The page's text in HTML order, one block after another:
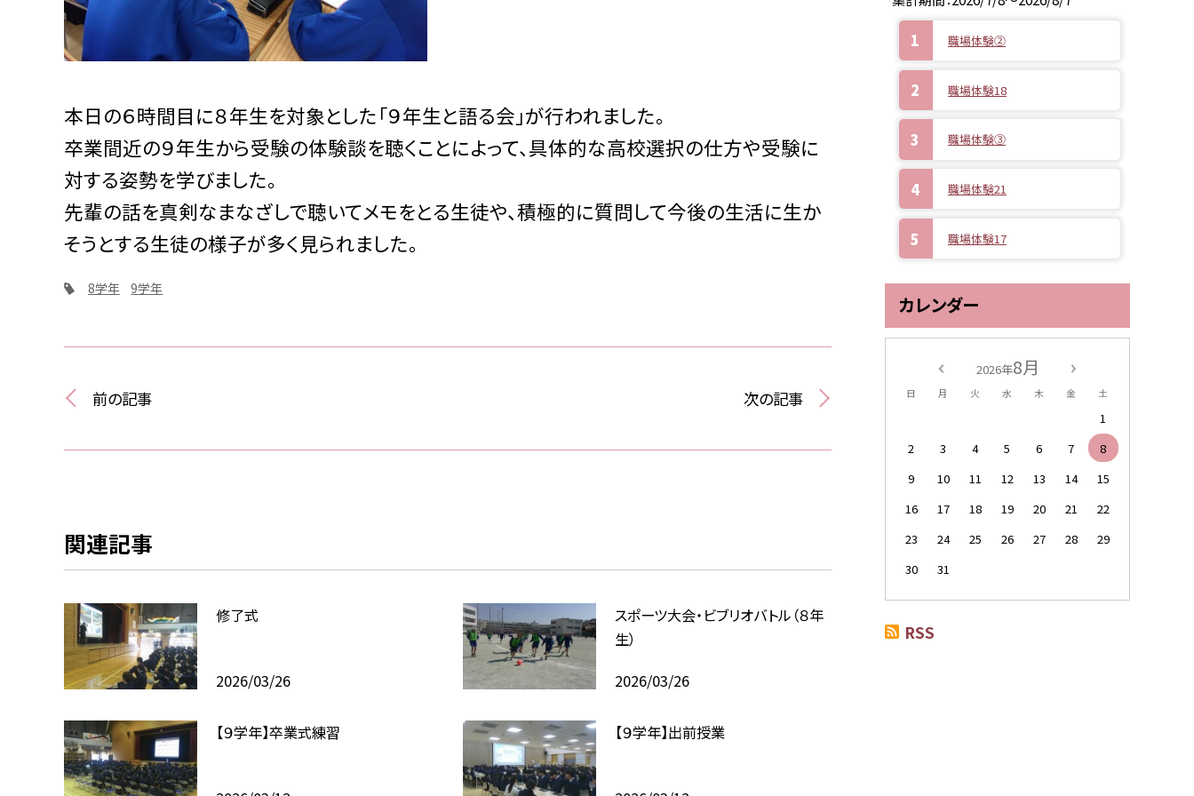
本日の６時間目に８年生を対象とした「９年生と語る会」が行われました。
卒業間近の９年生から受験の体験談を聴くことによって、具体的な高校選択の仕方や受験に
対する姿勢を学びました。
先輩の話を真剣なまなざしで聴いてメモをとる生徒や、積極的に質問して今後の生活に生か
そうとする生徒の様子が多く見られました。
8学年 9学年
前の記事 次の記事
関連記事
修了式
2026/03/26
スポーツ大会・ビブリオバトル（８年
生）
2026/03/26
【９学年】卒業式練習 【９学年】出前授業
職場体験②
職場体験18
職場体験③
職場体験21
職場体験17
カレンダー
2026年8月
日 月 火 水 木 金 土
1
2
3 4 5 6 7
8
9
10 11 12 13 14
15
16
17 18 19 20 21
22
23
24 25 26 27 28
29
30
31
RSS